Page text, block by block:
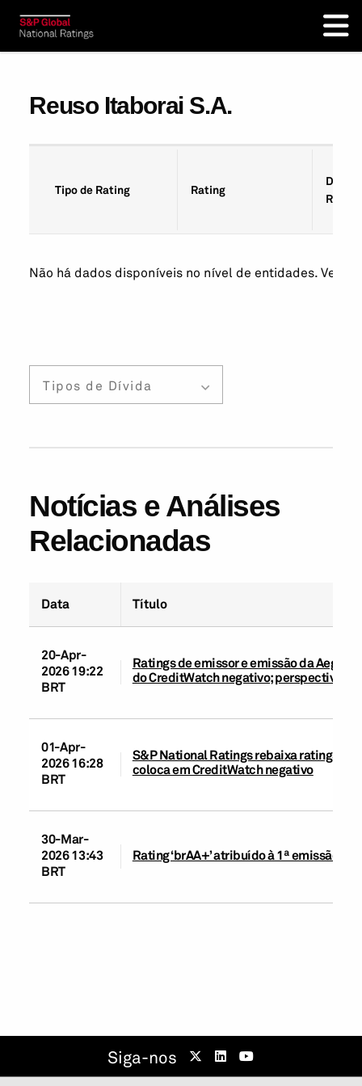
Reuso Itaborai S.A.
Tipo de Rating Rating
Data
Rating
Não há dados disponíveis no nível de entidades. Veja
Tipos de Dívida
Notícias e Análises
Relacionadas
Data Título
20-Apr-
2026 19:22
BRT
Ratings de emissor e emissão da Aegea
do CreditWatch negativo; perspectiva
01-Apr-
2026 16:28
BRT
S&P National Ratings rebaixa ratings de
coloca em CreditWatch negativo
30-Mar-
2026 13:43
BRT
Rating ‘brAA+’ atribuído à 1ª emissão
Siga-nos